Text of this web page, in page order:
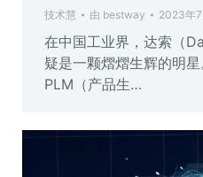
技术慧 由 bestway 2023年
在中国工业界，达索（
疑是一颗熠熠生辉的明
PLM（产品生…